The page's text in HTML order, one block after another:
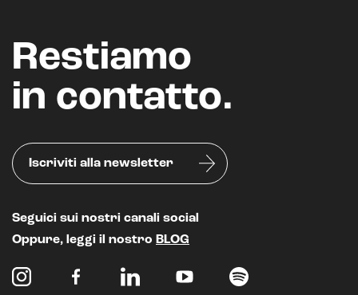
Restiamo
in contatto.
Iscriviti alla newsletter
Seguici sui nostri canali social
Oppure, leggi il nostro BLOG